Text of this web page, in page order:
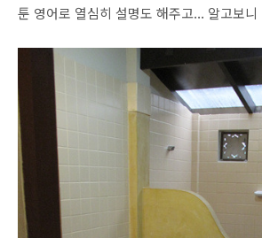
툰 영어로 열심히 설명도 해주고... 알고보